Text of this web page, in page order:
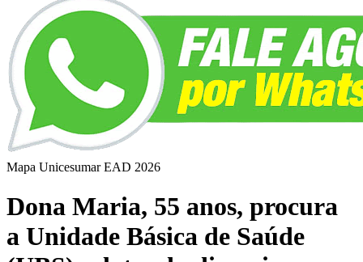
Mapa Unicesumar EAD 2026
Dona Maria, 55 anos, procura
a Unidade Básica de Saúde